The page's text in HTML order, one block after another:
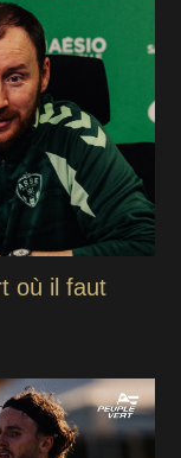
où il faut